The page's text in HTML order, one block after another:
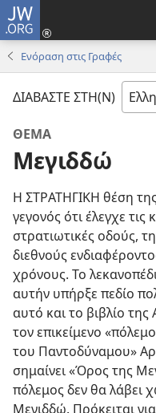
JW.ORG
Ενόραση στις Γραφές
ΔΙΑΒΑΣΤΕ ΣΤΗ(Ν)
ΘΕΜΑ
Μεγιδδώ
Η ΣΤΡΑΤΗΓΙΚΗ θέση
γεγονός ότι έλεγχε τις
στρατιωτικές οδούς,
διεθνούς
χρόνους. Το
αυτήν υπήρξε πεδίο
αυτό και το βιβλίο
τον επικείμενο
του Παντοδύναμου»
σημαίνει «Όρος της
πόλεμος δεν θα λάβει
Μεγιδδώ. Πρόκειται